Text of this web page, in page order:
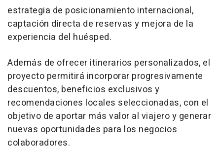
estrategia de posicionamiento internacional,
captación directa de reservas y mejora de la
experiencia del huésped.
Además de ofrecer itinerarios personalizados, el
proyecto permitirá incorporar progresivamente
descuentos, beneficios exclusivos y
recomendaciones locales seleccionadas, con el
objetivo de aportar más valor al viajero y generar
nuevas oportunidades para los negocios
colaboradores.